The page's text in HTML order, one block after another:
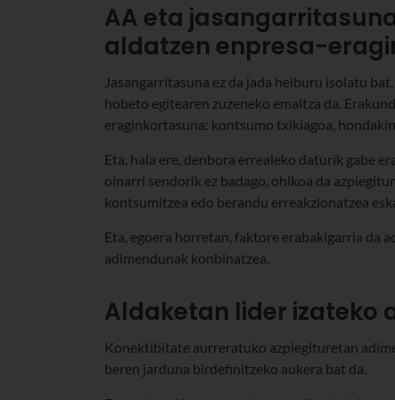
AA eta
aldatzen enpresa-
Jasangarritasuna ez da jada helburu isolatu
hobeto egitearen zuzeneko emaitza da.
eraginkortasuna: kontsumo txikiagoa,
Eta, hala ere, denbora errealeko daturik gabe
oinarri sendorik ez badago, ohikoa da
kontsumitzea edo berandu erreakzionatzea
Eta, egoera horretan, faktore erabakigarria da
adimendunak konbinatzea.
Aldaketan lider izateko
Konektibitate aurreratuko azpiegituretan
beren jarduna birdefinitzeko aukera bat da.